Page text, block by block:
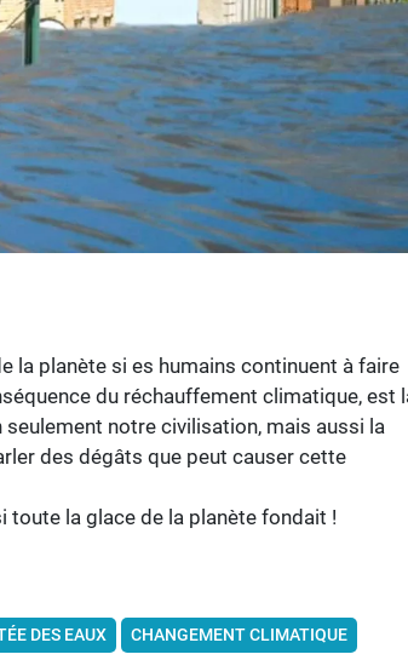
la planète si es humains continuent à faire
du réchauffement climatique, est
notre civilisation, mais aussi la
des dégâts que peut causer cette
toute la glace de la planète fondait !
DES EAUX CHANGEMENT CLIMATIQUE